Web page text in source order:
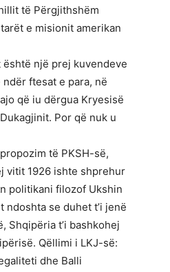
të Përgjithshëm
e misionit amerikan
një prej kuvendeve
ftesat e para, në
që iu dërgua Kryesisë
Por që nuk u
të PKSH-së,
vitit 1926 ishte shprehur
politikani filozof Ukshin
se duhet t’i jenë
Shqipëria t’i bashkohej
Qëllimi i LKJ-së:
dhe Balli